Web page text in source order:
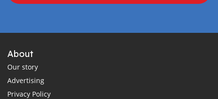
About
Our story
Advertising
Privacy Policy